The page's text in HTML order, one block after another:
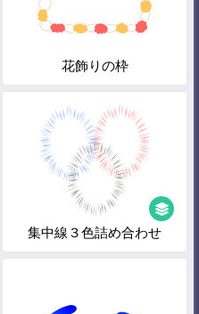
花飾りの枠
集中線３色詰め合わせ